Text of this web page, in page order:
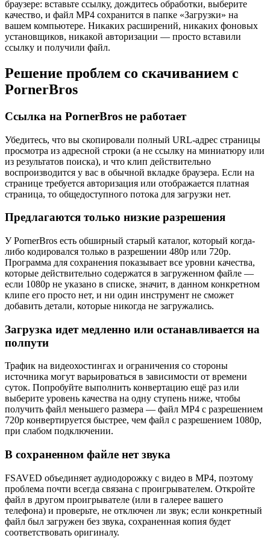
браузере: вставьте ссылку, дождитесь обработки, выберите
качество, и файл MP4 сохранится в папке «Загрузки» на
вашем компьютере. Никаких расширений, никаких фоновых
установщиков, никакой авторизации — просто вставили
ссылку и получили файл.
Решение проблем со скачиванием с
PornerBros
Ссылка на PornerBros не работает
Убедитесь, что вы скопировали полный URL-адрес страницы
просмотра из адресной строки (а не ссылку на миниатюру или
из результатов поиска), и что клип действительно
воспроизводится у вас в обычной вкладке браузера. Если на
странице требуется авторизация или отображается платная
страница, то общедоступного потока для загрузки нет.
Предлагаются только низкие разрешения
У PornerBros есть обширный старый каталог, который когда-
либо кодировался только в разрешении 480p или 720p.
Программа для сохранения показывает все уровни качества,
которые действительно содержатся в загруженном файле —
если 1080p не указано в списке, значит, в данном конкретном
клипе его просто нет, и ни один инструмент не сможет
добавить детали, которые никогда не загружались.
Загрузка идет медленно или останавливается на
полпути
Трафик на видеохостингах и ограничения со стороны
источника могут варьироваться в зависимости от времени
суток. Попробуйте выполнить конвертацию ещё раз или
выберите уровень качества на одну ступень ниже, чтобы
получить файл меньшего размера — файл MP4 с разрешением
720p конвертируется быстрее, чем файл с разрешением 1080p,
при слабом подключении.
В сохраненном файле нет звука
FSAVED объединяет аудиодорожку с видео в MP4, поэтому
проблема почти всегда связана с проигрывателем. Откройте
файл в другом проигрывателе (или в галерее вашего
телефона) и проверьте, не отключен ли звук; если конкретный
файл был загружен без звука, сохраненная копия будет
соответствовать оригиналу.